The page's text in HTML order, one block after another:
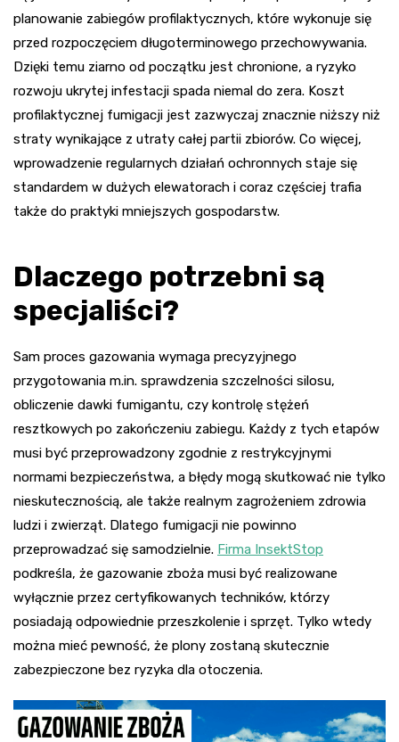
planowanie zabiegów profilaktycznych, które wykonuje się
przed rozpoczęciem długoterminowego przechowywania.
Dzięki temu ziarno od początku jest chronione, a ryzyko
rozwoju ukrytej infestacji spada niemal do zera. Koszt
profilaktycznej fumigacji jest zazwyczaj znacznie niższy niż
straty wynikające z utraty całej partii zbiorów. Co więcej,
wprowadzenie regularnych działań ochronnych staje się
standardem w dużych elewatorach i coraz częściej trafia
także do praktyki mniejszych gospodarstw.
Dlaczego potrzebni są
specjaliści?
Sam proces gazowania wymaga precyzyjnego
przygotowania m.in. sprawdzenia szczelności silosu,
obliczenie dawki fumigantu, czy kontrolę stężeń
resztkowych po zakończeniu zabiegu. Każdy z tych etapów
musi być przeprowadzony zgodnie z restrykcyjnymi
normami bezpieczeństwa, a błędy mogą skutkować nie tylko
nieskutecznością, ale także realnym zagrożeniem zdrowia
ludzi i zwierząt. Dlatego fumigacji nie powinno
przeprowadzać się samodzielnie. Firma InsektStop
podkreśla, że gazowanie zboża musi być realizowane
wyłącznie przez certyfikowanych techników, którzy
posiadają odpowiednie przeszkolenie i sprzęt. Tylko wtedy
można mieć pewność, że plony zostaną skutecznie
zabezpieczone bez ryzyka dla otoczenia.